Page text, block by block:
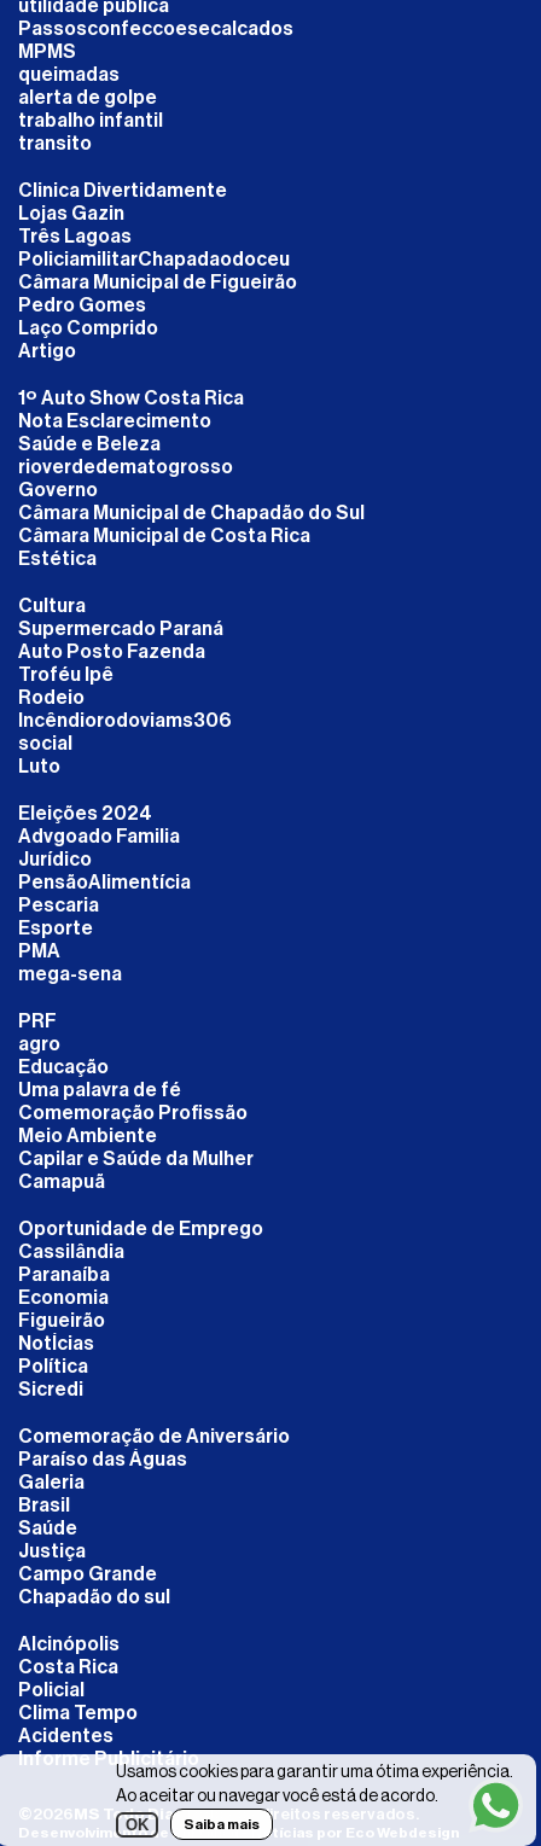
utilidade publica
Passosconfeccoesecalcados
MPMS
queimadas
alerta de golpe
trabalho infantil
transito
Clinica Divertidamente
Lojas Gazin
Três Lagoas
PoliciamilitarChapadaodoceu
Câmara Municipal de Figueirão
Pedro Gomes
Laço Comprido
Artigo
1º Auto Show Costa Rica
Nota Esclarecimento
Saúde e Beleza
rioverdedematogrosso
Governo
Câmara Municipal de Chapadão do Sul
Câmara Municipal de Costa Rica
Estética
Cultura
Supermercado Paraná
Auto Posto Fazenda
Troféu Ipê
Rodeio
Incêndiorodoviams306
social
Luto
Eleições 2024
Advgoado Familia
Jurídico
PensãoAlimentícia
Pescaria
Esporte
PMA
mega-sena
PRF
agro
Educação
Uma palavra de fé
Comemoração Profissão
Meio Ambiente
Capilar e Saúde da Mulher
Camapuã
Oportunidade de Emprego
Cassilândia
Paranaíba
Economia
Figueirão
NotÍcias
Política
Sicredi
Comemoração de Aniversário
Paraíso das Águas
Galeria
Brasil
Saúde
Justiça
Campo Grande
Chapadão do sul
Alcinópolis
Costa Rica
Policial
Clima Tempo
Acidentes
Informe Publicitário
©2026MS Todo Dia- Todos os direitos reservados.
Desenvolvimento de Portais de Notícias por Eco Webdesign
Usamos cookies para garantir uma ótima experiência.
Ao aceitar ou navegar você está de acordo.
OK Saiba mais